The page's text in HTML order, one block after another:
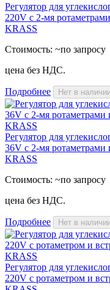
Регулятор для
220V с 2-мя
KRASS
Стоимость: ~по запросу
цена без НДС.
Подробнее Нет в
Регулятор для
36V с 2-мя ротаметрами
KRASS
Стоимость: ~по запросу
цена без НДС.
Подробнее Нет в
Регулятор для
220V с ротаметром и